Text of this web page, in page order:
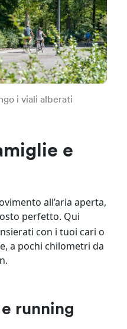
i viali alberati
e
all’aria aperta,
perfetto. Qui
con i tuoi cari o
a pochi chilometri da
running